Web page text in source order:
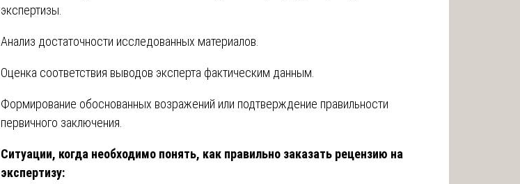
экспертизы.
Анализ достаточности исследованных материалов.
Оценка соответствия выводов эксперта фактическим данным.
Формирование обоснованных возражений или подтверждение правильности
первичного заключения.
Ситуации, когда необходимо понять, как правильно заказать рецензию на
экспертизу: